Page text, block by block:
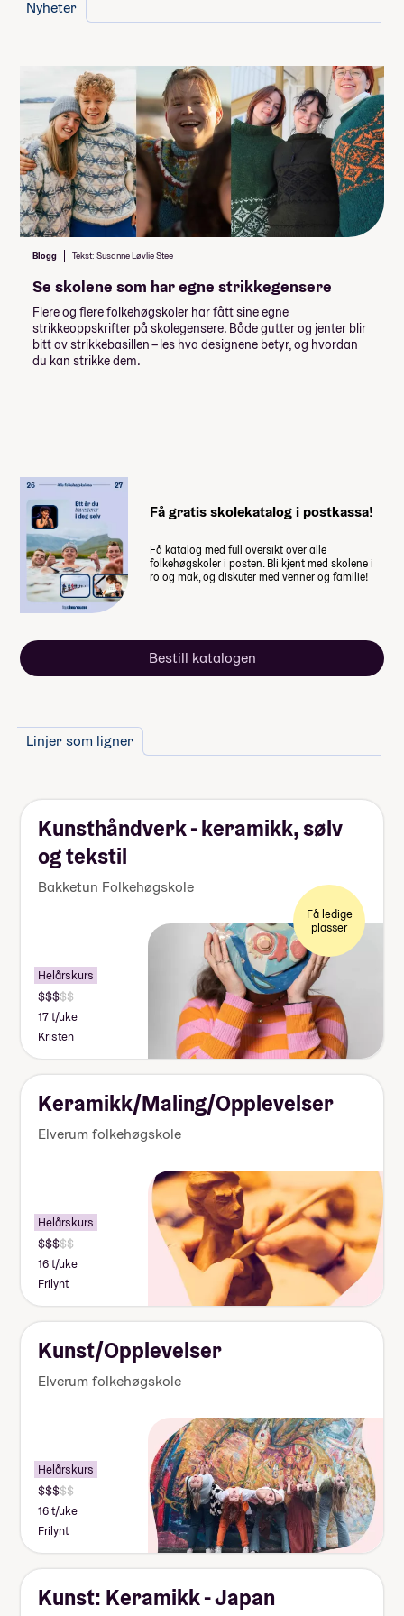
Lån fra Lånekassen
-92 928,-
Les mer om priser, lån og stipend
Studiestøtten for neste år vedtas av
Stortinget i desember, ny beløp for
studiestøtte legges inn etter det.
Summen du må dekke selv
147 322
(14 732,- per måned)
Når du takker ja til skoleplassen må du
betale et administrasjonsgebyr. Resten av
summen betaler du månedsvis gjennom
dette
Noen ekstra måltider på studietur
Kyoto - Japan (2 måltider per dag
er inkludert)
Enkelte valgfag
Om du velger å bli på skolen i
deg mat selv.
Lommepenger.På bloggen
sitt år på folkehøgskole
Nyheter
Blogg Tekst: Susanne Løvlie Stee
Se skolene som har egne strikkegensere
Flere og flere folkehøgskoler har fått sine egne
strikkeoppskrifter på skolegensere. Både gutter og jenter blir
bitt av strikkebasillen – les hva designene betyr, og hvordan
du kan strikke dem.
Få gratis skolekatalog i postkassa!
Få katalog med full oversikt over alle
folkehøgskoler i posten. Bli kjent med skolene i
ro og mak, og diskuter med venner og familie!
Bestill katalogen
Linjer som ligner
Kunsthåndverk - keramikk, sølv
og tekstil
Bakketun Folkehøgskole
Få ledige
plasser
Helårskurs
17 t/uke
Kristen
Keramikk/Maling/Opplevelser
Elverum folkehøgskole
Helårskurs
16 t/uke
Frilynt
Kunst/Opplevelser
Elverum folkehøgskole
Helårskurs
16 t/uke
Frilynt
Kunst: Keramikk - Japan